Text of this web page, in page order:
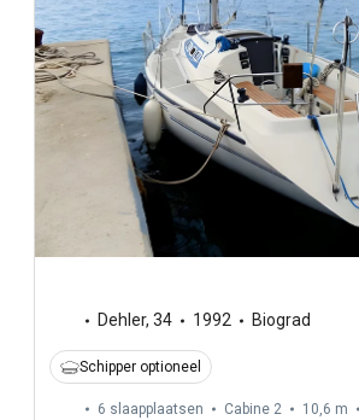
Dehler, 34 1992 Biograd
Schipper optioneel
6 slaapplaatsen Cabine 2 10,6 m